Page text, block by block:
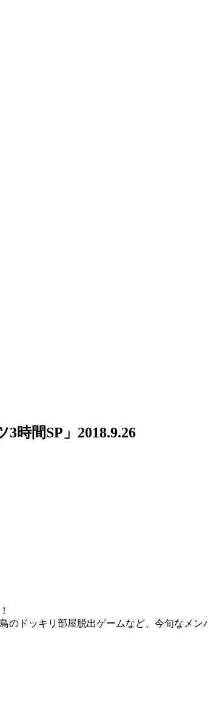
時間SP」 2018.9.26
ドッキリ部屋脱出ゲームなど、今旬なメン